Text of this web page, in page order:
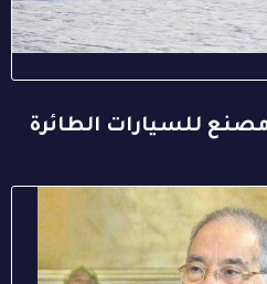
للسيارات الطائرة